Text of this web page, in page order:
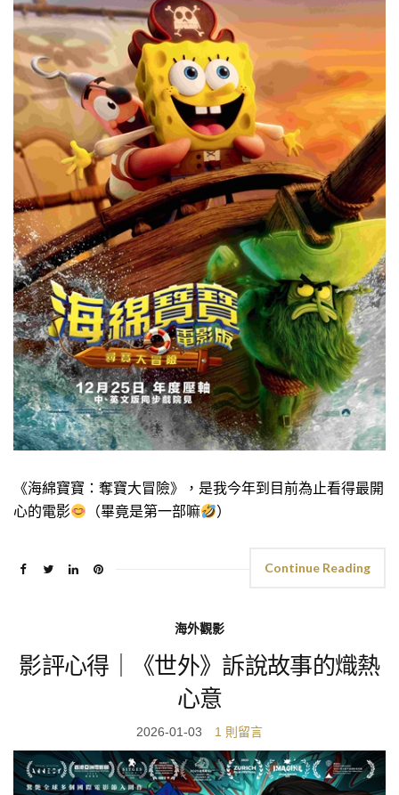
《海綿寶寶：奪寶大冒險》，是我今年到目前為止看得最開
心的電影
（畢竟是第一部嘛 ）
Continue Reading
海外觀影
影評心得｜《世外》訴說故事的熾熱
心意
1 則留言